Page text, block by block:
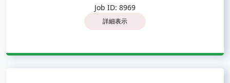
Job ID: 8969
詳細表示